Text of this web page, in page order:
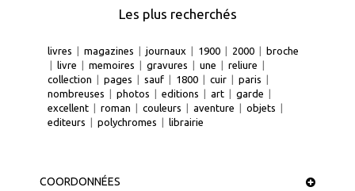
Les plus recherchés
livres | magazines | journaux | 1900 | 2000 | broche
| livre | memoires | gravures | une | reliure |
collection | pages | sauf | 1800 | cuir | paris |
nombreuses | photos | editions | art | garde |
excellent | roman | couleurs | aventure | objets |
editeurs | polychromes | librairie
COORDONNÉES